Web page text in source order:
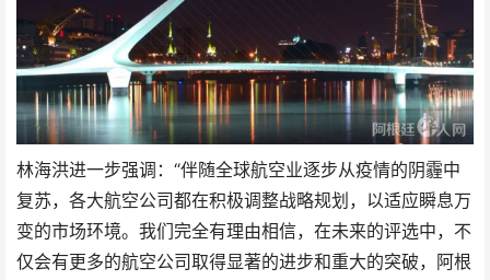
林海洪进一步强调：“伴随全球航空业逐步从疫情的阴霾中
复苏，各大航空公司都在积极调整战略规划，以适应瞬息万
变的市场环境。我们完全有理由相信，在未来的评选中，不
仅会有更多的航空公司取得显著的进步和重大的突破，阿根